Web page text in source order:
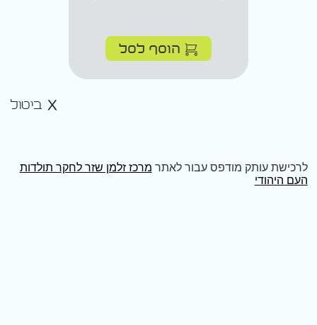
הוסף לסל
ביטול
לרכישת עותק מודפס עבור לאתר מרכז זלמן שזר לחקר תולדות
העם היהודי